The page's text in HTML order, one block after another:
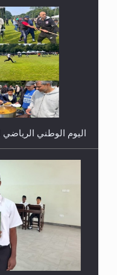
إتمام حفظ القرآن
في غانا